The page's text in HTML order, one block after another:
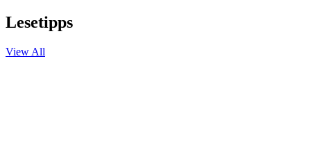
Lesetipps
View All